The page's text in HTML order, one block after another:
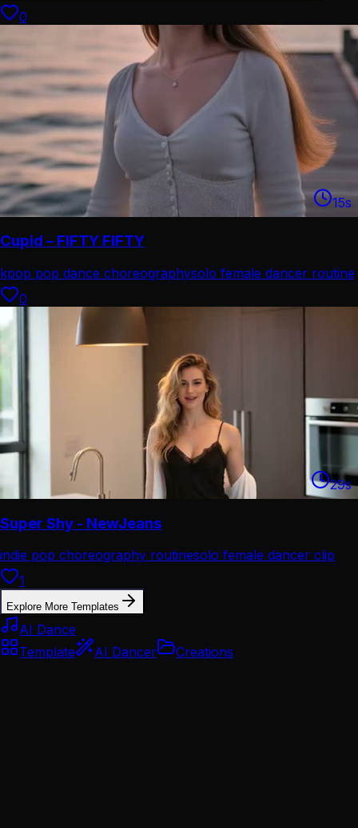
0
15s
Cupid – FIFTY FIFTY
kpop pop dance choreographysolo female dancer routine
0
29s
Super Shy - NewJeans
indie pop choreography routinesolo female dancer clip
1
Explore More Templates
AI Dance
Template
AI Dancer Creations